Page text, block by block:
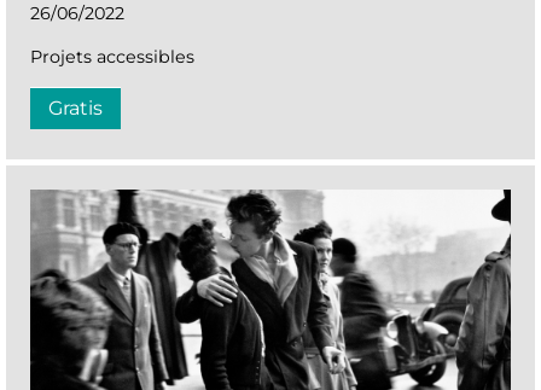
26/06/2022
Projets accessibles
Gratis